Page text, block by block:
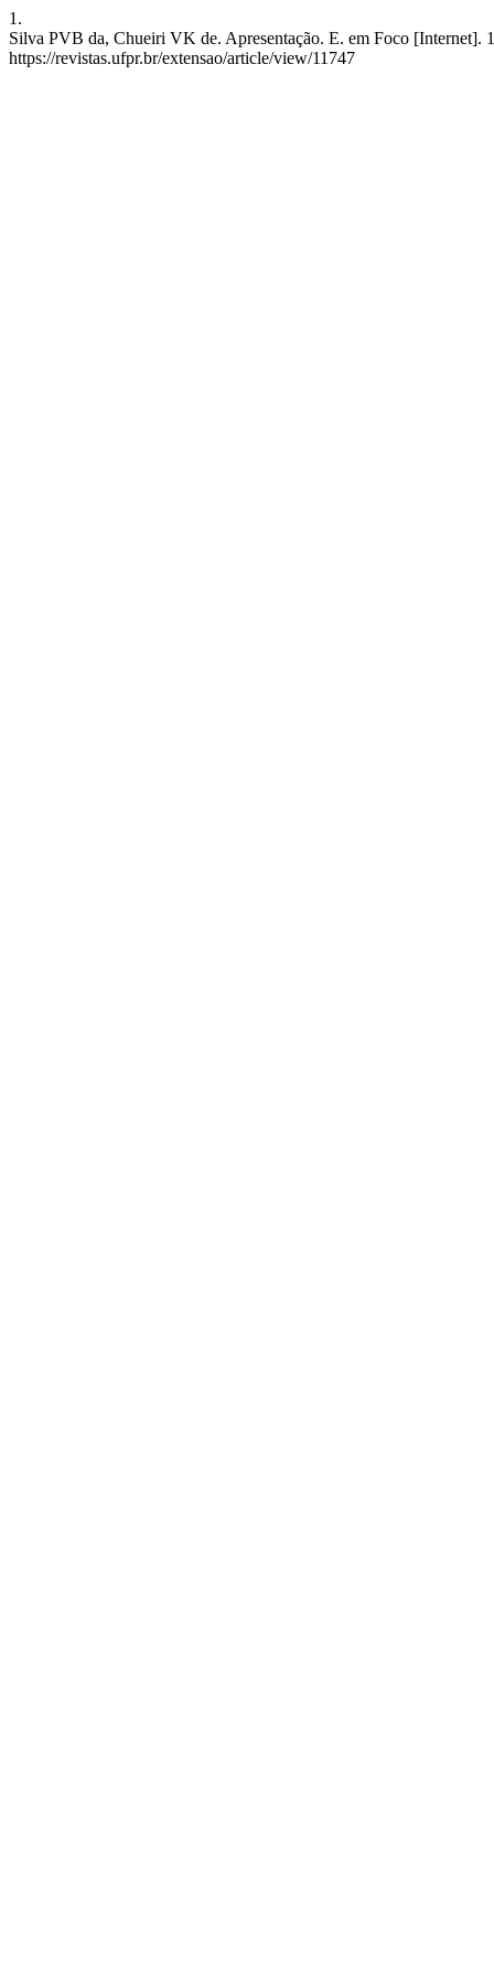
1.
Silva PVB da, Chueiri VK de. Apresentação. E. em Foco [Internet].
https://revistas.ufpr.br/extensao/article/view/11747